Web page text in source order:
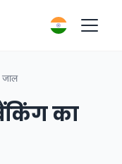
जाल
का